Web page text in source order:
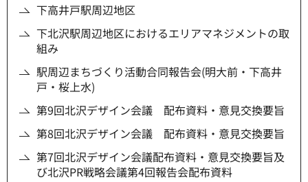
下高井戸駅周辺地区
下北沢駅周辺地区におけるエリアマネジメントの取
組み
駅周辺まちづくり活動合同報告会(明大前・下高井
戸・桜上水)
第9回北沢デザイン会議 配布資料・意見交換要旨
第8回北沢デザイン会議 配布資料・意見交換要旨
第7回北沢デザイン会議配布資料・意見交換要旨及
び北沢PR戦略会議第4回報告会配布資料